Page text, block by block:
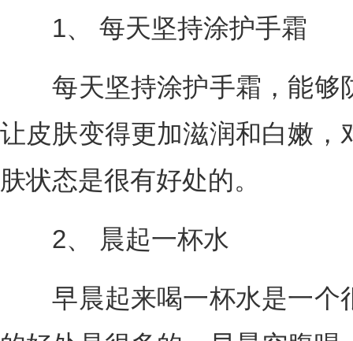
1、 每天坚持涂护手霜
每天坚持涂护手霜，能够
让皮肤变得更加滋润和白嫩，
肤状态是很有好处的。
2、 晨起一杯水
早晨起来喝一杯水是一个